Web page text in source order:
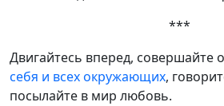
***
Двигайтесь вперед, совершайте
себя и всех окружающих,
посылайте в мир любовь.